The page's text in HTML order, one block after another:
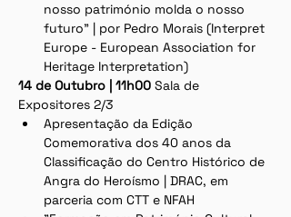
nosso património molda o nosso
futuro" | por Pedro Morais (Interpret
Europe - European Association for
Heritage Interpretation)
14 de Outubro | 11h00 Sala de
Expositores 2/3
Apresentação da Edição
Comemorativa dos 40 anos da
Classificação do Centro Histórico de
Angra do Heroísmo | DRAC, em
parceria com CTT e NFAH